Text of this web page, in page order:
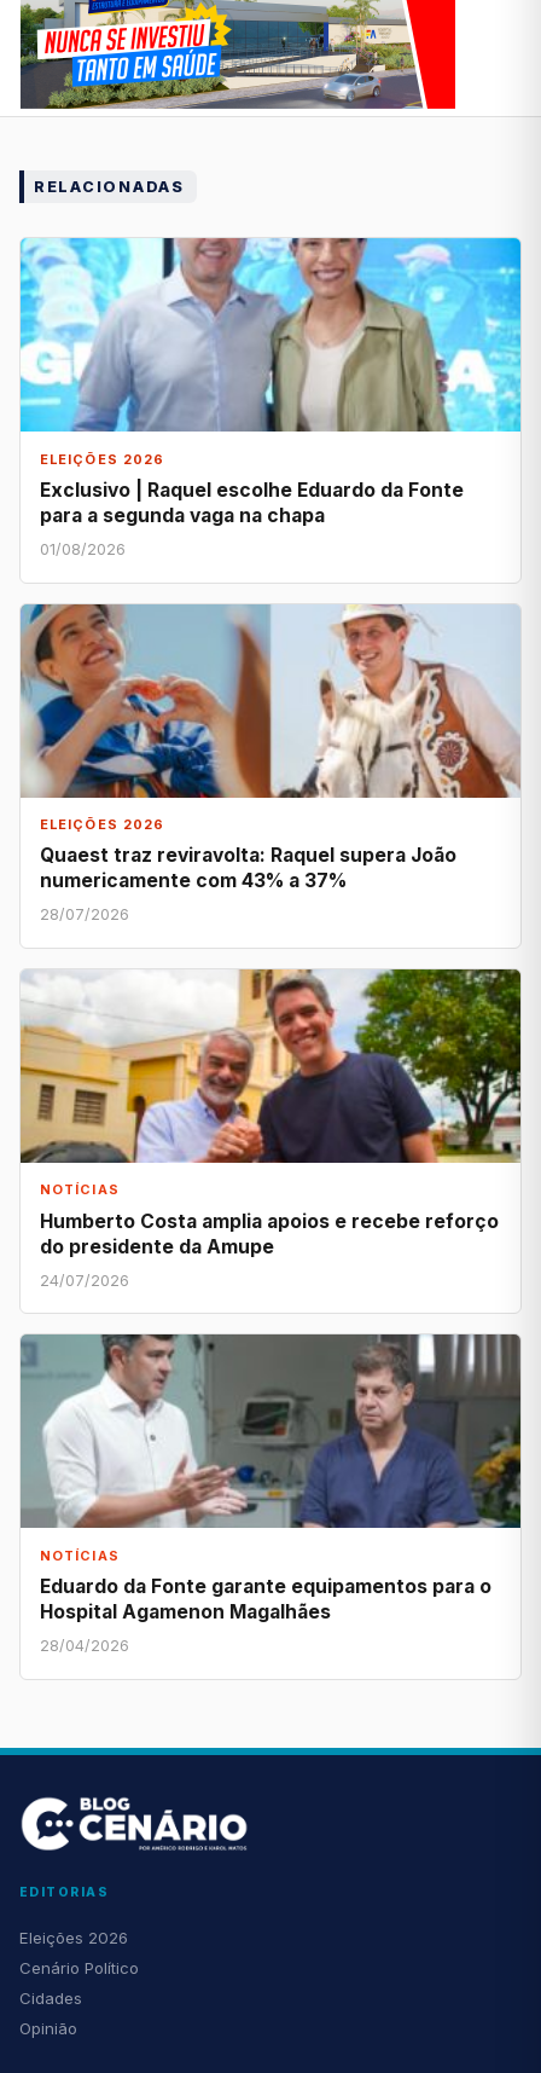
RELACIONADAS
ELEIÇÕES 2026
Exclusivo | Raquel escolhe Eduardo da Fonte
para a segunda vaga na chapa
01/08/2026
ELEIÇÕES 2026
Quaest traz reviravolta: Raquel supera João
numericamente com 43% a 37%
28/07/2026
NOTÍCIAS
Humberto Costa amplia apoios e recebe reforço
do presidente da Amupe
24/07/2026
NOTÍCIAS
Eduardo da Fonte garante equipamentos para o
Hospital Agamenon Magalhães
28/04/2026
EDITORIAS
Eleições 2026
Cenário Político
Cidades
Opinião